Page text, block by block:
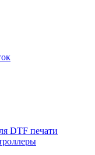
DTF печати